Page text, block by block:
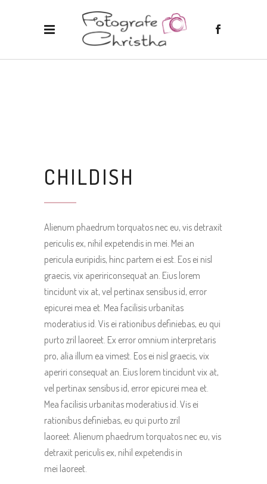
CHILDISH
Alienum phaedrum torquatos nec eu, vis detraxit
periculis ex, nihil expetendis in mei. Mei an
pericula euripidis, hinc partem ei est. Eos ei nisl
graecis, vix apeririconsequat an. Eius lorem
tincidunt vix at, vel pertinax sensibus id, error
epicurei mea et. Mea facilisis urbanitas
moderatius id. Vis ei rationibus definiebas, eu qui
purto zril laoreet. Ex error omnium interpretaris
pro, alia illum ea vimest. Eos ei nisl graecis, vix
aperiri consequat an. Eius lorem tincidunt vix at,
vel pertinax sensibus id, error epicurei mea et.
Mea facilisis urbanitas moderatius id. Vis ei
rationibus definiebas, eu qui purto zril
laoreet. Alienum phaedrum torquatos nec eu, vis
detraxit periculis ex, nihil expetendis in
mei laoreet.